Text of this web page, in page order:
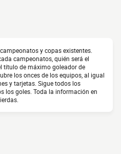
y copas existentes.
campeonatos, quién será el
título de máximo goleador de
los onces de los equipos, al igual
y tarjetas. Sigue todos los
los goles. Toda la información en